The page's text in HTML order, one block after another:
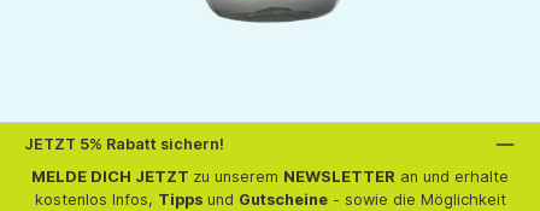
JETZT 5% Rabatt sichern!
MELDE DICH JETZT zu unserem NEWSLETTER an und erhalte
kostenlos Infos, Tippsund Gutscheine- sowie die Möglichkeit